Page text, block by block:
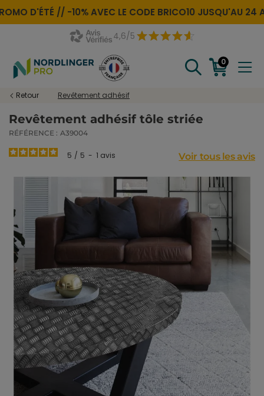
D'ÉTÉ //-10% AVEC LE CODEBRICO10JUSQU'AU 24
4,6/5
0
Retour Revêtement adhésif
Revêtement adhésif tôle striée
RÉFÉRENCE : A39004
5 / 5 - 1 avis Voir tous les avis